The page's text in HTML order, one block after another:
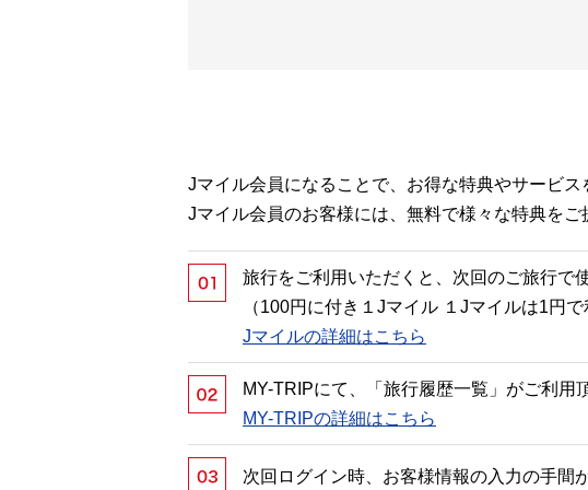
Jマイル会員になることで、お得な特典やサービス
Jマイル会員のお客様には、無料で様々な特典を
旅行をご利用いただくと、次回のご旅行で
（100円に付き１Jマイル １Jマイルは1円で
Jマイルの詳細はこちら
MY-TRIPにて、「旅行履歴一覧」がご利用
MY-TRIPの詳細はこちら
次回ログイン時、お客様情報の入力の手間